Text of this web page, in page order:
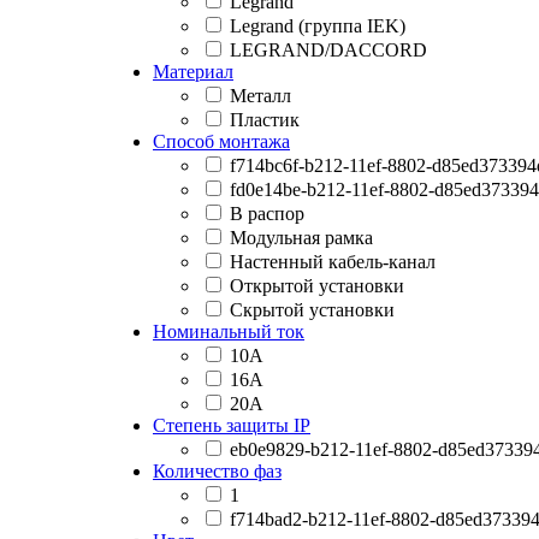
Legrand (группа IEK)
LEGRAND/DACCORD
Материал
Металл
Пластик
Способ монтажа
f714bc6f-b212-11ef-8802-
fd0e14be-b212-11ef-8802-
В распор
Модульная рамка
Настенный кабель-канал
Открытой установки
Скрытой установки
Номинальный ток
10А
16А
20А
Степень защиты IP
eb0e9829-b212-11ef-8802-
Количество фаз
1
f714bad2-b212-11ef-8802-